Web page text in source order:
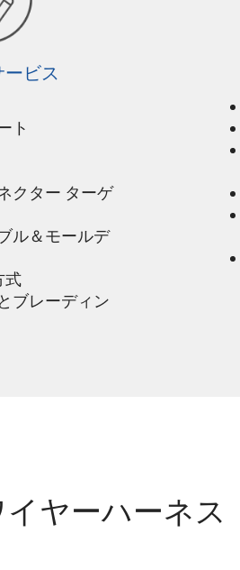
ビス
ト
クター ターゲ
ル＆モールデ
式
ブレーディン
ヤーハーネス